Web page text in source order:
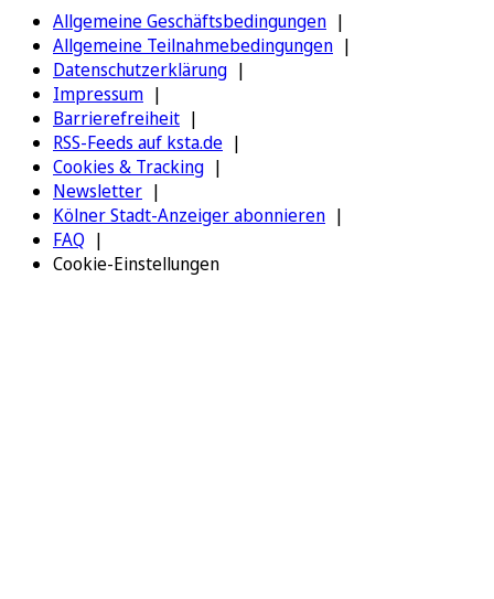
Allgemeine Geschäftsbedingungen
Allgemeine Teilnahmebedingungen
Datenschutzerklärung
Impressum
Barrierefreiheit
RSS-Feeds auf ksta.de
Cookies & Tracking
Newsletter
Kölner Stadt-Anzeiger abonnieren
FAQ
Cookie-Einstellungen